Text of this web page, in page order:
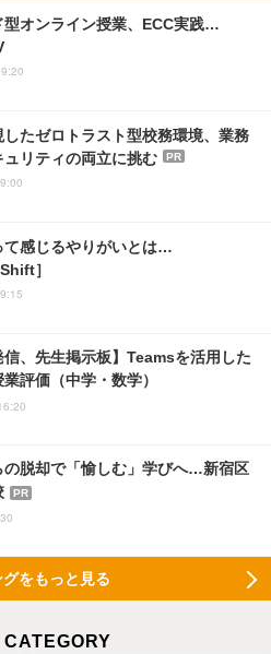
型オンライン授業、ECC実践…
したゼロトラスト型校務環境、業務
ュリティの両立に挑む
PR
感じるやりがいとは…
］
信、先生掲示板】Teamsを活用した
評価（中学・数学）
の脱却で「愉しむ」学びへ…新宿区
PR
をもっと見る
CATEGORY